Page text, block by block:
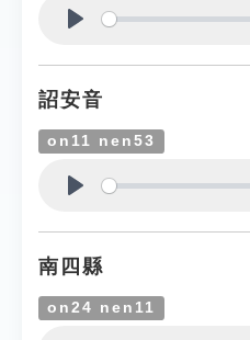
詔安音
on11 nen53
南四縣
on24 nen11